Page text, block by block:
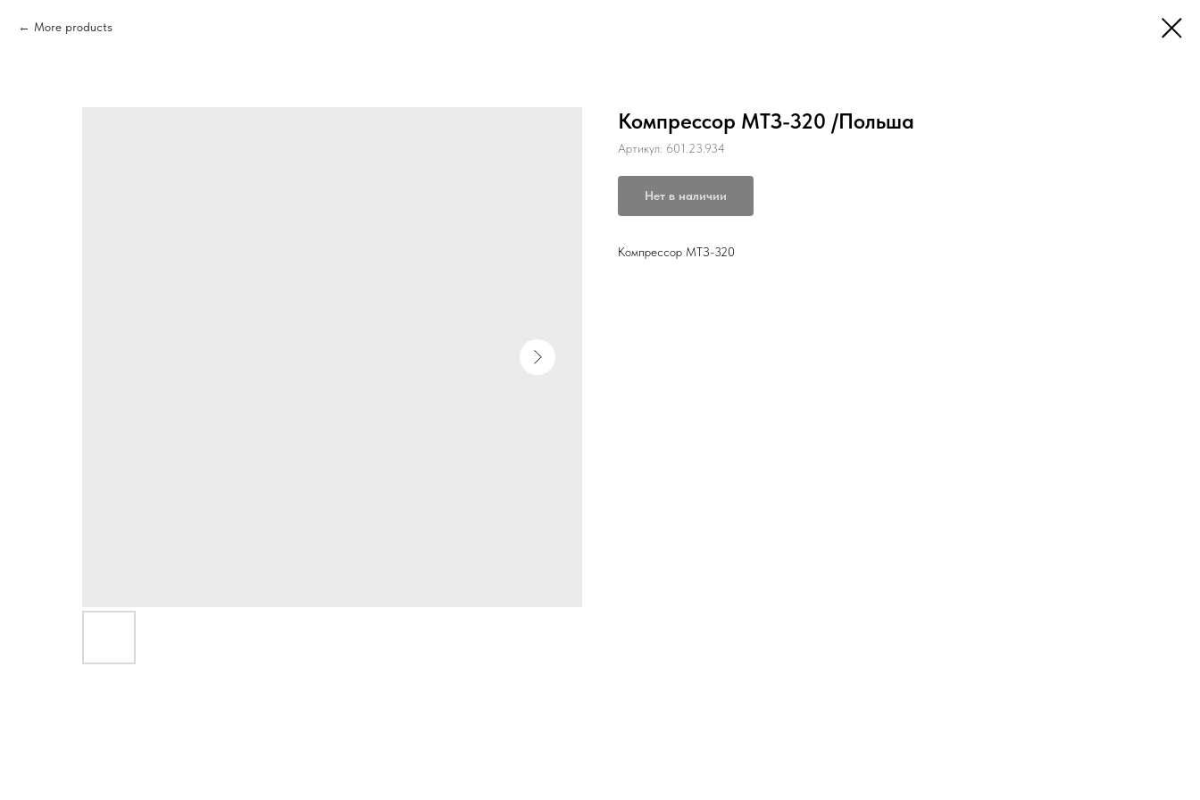
More products
Компрессор МТЗ-320 /Польша
Артикул: 601.23.934
Нет в наличии
Компрессор МТЗ-320